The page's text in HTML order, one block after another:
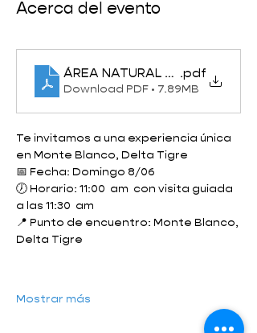
Acerca del evento
ÁREA NATURAL MONTE
.pdf
Download PDF • 7.89MB
Te invitamos a una experiencia única
en Monte Blanco, Delta Tigre
📅 Fecha: Domingo 8/06
🕖 Horario: 11:00  am  con visita guiada
a las 11:30  am
📍 Punto de encuentro: Monte Blanco,
Delta Tigre
Mostrar más